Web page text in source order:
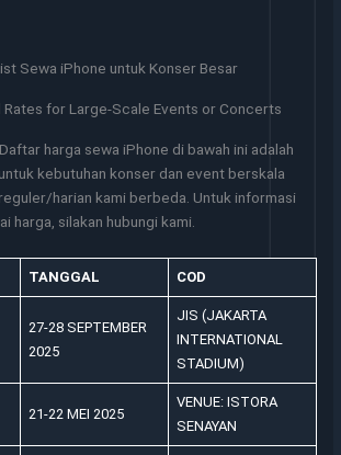
Sewa iPhone untuk Konser Besar
Rates for Large-Scale Events or Concerts
Daftar harga sewa iPhone di bawah ini adalah
kebutuhan konser dan event berskala
harian kami berbeda. Untuk informasi
harga, silakan hubungi kami.
TANGGAL COD
27-28 SEPTEMBER
2025
JIS (JAKARTA
INTERNATIONAL
STADIUM)
21-22 MEI 2025
VENUE: ISTORA
SENAYAN